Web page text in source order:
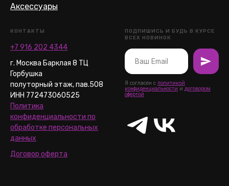
Аксессуары
КОНТАКТЫ
+7 916 202 4344
г. Москва Барклая 8 ТЦ
Горбушка
полуторный этаж, пав.508
ИНН 772473060525
Политика
конфиденциальности по
обработке персональных
данных
Договор оферта
ПОДПИШИСЬ И БУДЬ В КУРСЕ
ВСЕХ НОВИНОК
Я согласен с политикой
конфиденциальности и договором
офертой